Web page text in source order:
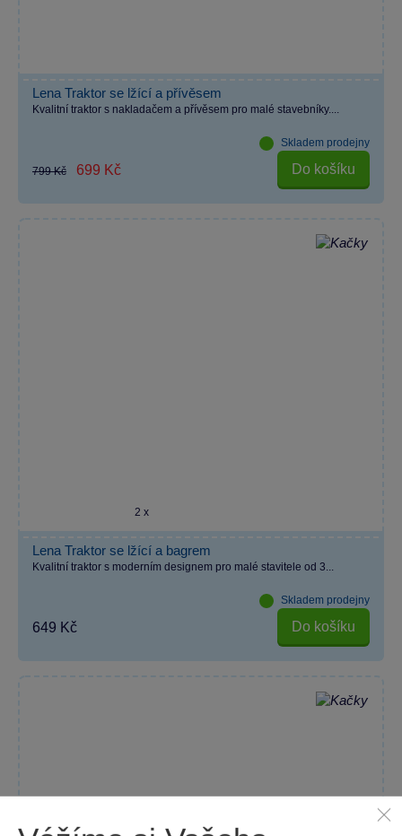
Lena Traktor se lžící a přívěsem
Kvalitní traktor s nakladačem a přívěsem pro malé stavebníky....
Skladem prodejny
799 Kč 699 Kč Do košíku
2 x
Lena Traktor se lžící a bagrem
Kvalitní traktor s moderním designem pro malé stavitele od 3...
Skladem prodejny
649 Kč Do košíku